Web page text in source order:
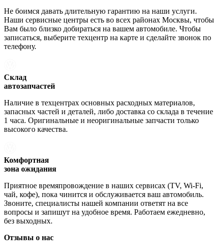
Не боимся давать длительную гарантию на наши услуги.
Наши сервисные центры есть во всех районах Москвы, чтобы
Вам было близко добираться на вашем автомобиле. Чтобы
записаться, выберите техцентр на карте и сделайте звонок по
телефону.
Склад
автозапчастей
Наличие в техцентрах основных расходных материалов,
запасных частей и деталей, либо доставка со склада в течение
1 часа. Оригинальные и неоригинальные запчасти только
высокого качества.
Комфортная
зона ожидания
Приятное времяпровождение в наших сервисах (TV, Wi-Fi,
чай, кофе), пока чинится и обслуживается ваш автомобиль.
Звоните, специалисты нашей компании ответят на все
вопросы и запишут на удобное время. Работаем ежедневно,
без выходных.
Отзывы о нас